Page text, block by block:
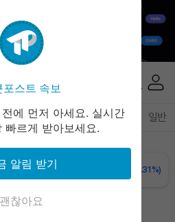
인사이트 브리핑 속보 일반
(-0.31%)
폐
포스트 속보
에 먼저 아세요. 실시간
빠르게 받아보세요.
알림 받기
괜찮아요